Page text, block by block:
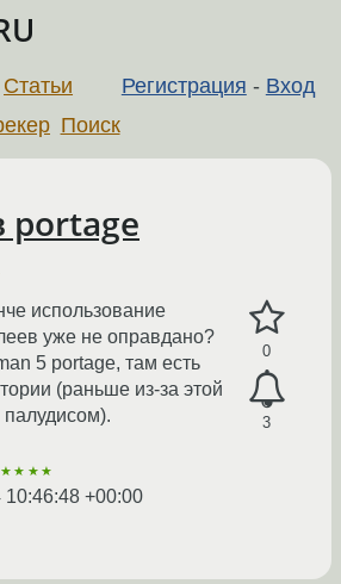
Регистрация - Вход
Статьи
Поиск
portage
0
3
использование
уже не оправдано?
5 portage, там есть
(раньше из-за этой
10:46:48 +00:00